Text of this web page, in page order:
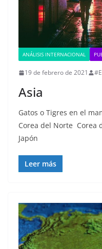
ANÁLISIS INTERNACIONAL
19 de febrero de 2021
Asia
Gatos o Tigres en el
Corea del Norte Corea
Japón
Leer más